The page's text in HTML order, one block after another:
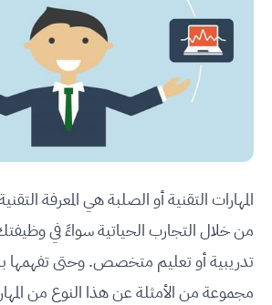
المهارات التقنية أو الصلبة هي المعرفة
من خلال التجارب الحياتية سواءً في
تدريبية أو تعليم متخصص. وحتى
مجموعة من الأمثلة عن هذا النوع من